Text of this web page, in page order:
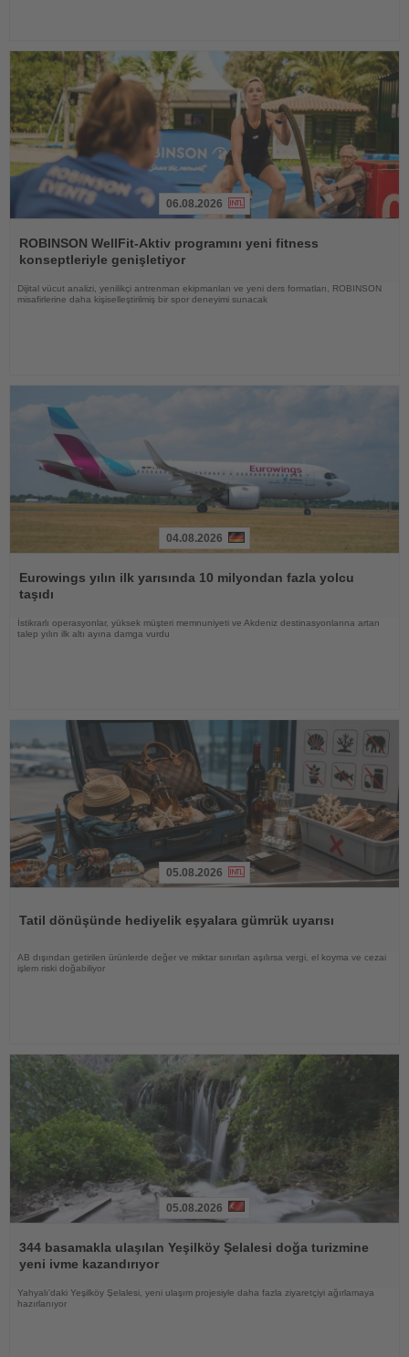
Oku
06.08.2026
ROBINSON WellFit-Aktiv programını yeni fitness
konseptleriyle genişletiyor
Dijital vücut analizi, yenilikçi antrenman ekipmanları ve yeni ders formatları, ROBINSON
misafirlerine daha kişiselleştirilmiş bir spor deneyimi sunacak
Oku
04.08.2026
Eurowings yılın ilk yarısında 10 milyondan fazla yolcu
taşıdı
İstikrarlı operasyonlar, yüksek müşteri memnuniyeti ve Akdeniz destinasyonlarına artan
talep yılın ilk altı ayına damga vurdu
05.08.2026
Tatil dönüşünde hediyelik eşyalara gümrük uyarısı
AB dışından getirilen ürünlerde değer ve miktar sınırları aşılırsa vergi, el koyma ve cezai
işlem riski doğabiliyor
Oku
05.08.2026
344 basamakla ulaşılan Yeşilköy Şelalesi doğa turizmine
yeni ivme kazandırıyor
Yahyalı'daki Yeşilköy Şelalesi, yeni ulaşım projesiyle daha fazla ziyaretçiyi ağırlamaya
hazırlanıyor